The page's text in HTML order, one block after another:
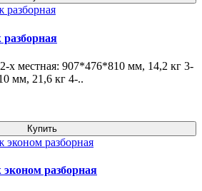
х местная: 907*476*810 мм, 14,2 кг 3-
мм, 21,6 кг 4-..
Купить
разборная